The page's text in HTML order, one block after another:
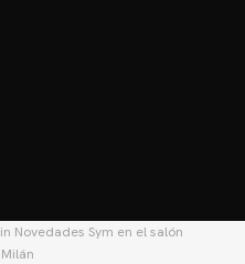
in Novedades Sym en el salón